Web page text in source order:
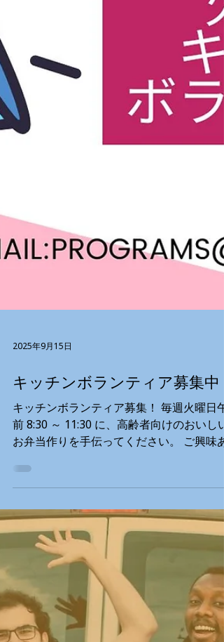
2025年9月15日
キッチンボランティア募集中
キッチンボランティア募集！ 毎週火曜日午
前 8:30 ～ 11:30 に、高齢者向けのおいしい
お弁当作りを手伝ってください。 ご興味あ
る方は、こちらにお問い合わせください。
よろしくお願いします！ Email:
programs@tonarigumi.ca